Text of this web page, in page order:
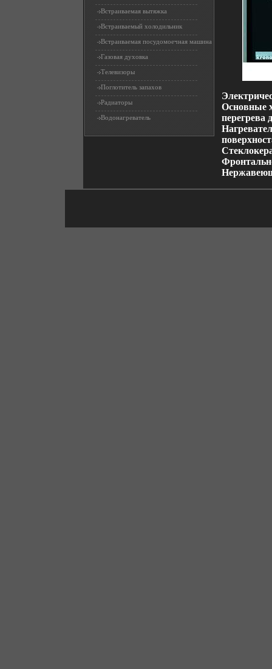
Встраиваемая вытяжка
Встраиваемый холодильник
Встраиваемая посудомоечная машина
Газовая духовка
Телевизоры
Поглотитель запахов
Радиаторы
Водонагреватель
Основные
перегрева